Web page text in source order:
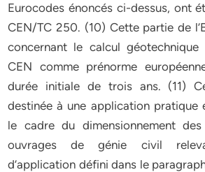
Eurocodes énoncés ci-dessus, ont
CEN/TC 250. (10) Cette partie de
concernant le calcul
CEN comme prénorme
durée initiale de trois ans. (11)
destinée à une application pratique
le cadre du dimensionnement
ouvrages de génie civil
d’application défini dans le